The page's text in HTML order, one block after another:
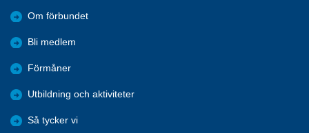
Om förbundet
Bli medlem
Förmåner
Utbildning och aktiviteter
Så tycker vi